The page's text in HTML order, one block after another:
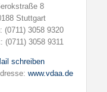
8
Stuttgart
(0711) 3058 9320
(0711) 3058 9311
schreiben
www.vdaa.de